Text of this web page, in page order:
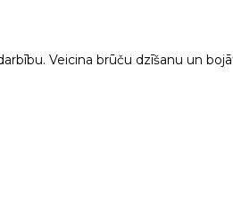
Veicina brūču dzīšanu un